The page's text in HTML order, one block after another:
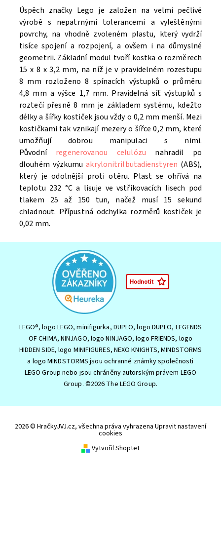
Úspěch značky Lego je založen na velmi pečlivé
výrobě s nepatrnými tolerancemi a vyleštěnými
povrchy, na vhodně zvoleném plastu, který vydrží
tisíce spojení a rozpojení, a ovšem i na důmyslné
geometrii. Základní modul tvoří kostka o rozměrech
15 x 8 x 3,2 mm, na níž je v pravidelném rozestupu
8 mm rozloženo 8 spínacích výstupků o průměru
4,8 mm a výšce 1,7 mm. Pravidelná síť výstupků s
roztečí přesně 8 mm je základem systému, kdežto
délky a šířky kostiček jsou vždy o 0,2 mm menší. Mezi
kostičkami tak vznikají mezery o šířce 0,2 mm, které
umožňují dobrou manipulaci s nimi.
Původní regenerovanou celulózu nahradil po
dlouhém výzkumuakrylonitrilbutadienstyren (ABS),
který je odolnější proti otěru. Plast se ohřívá na
teplotu 232 °C a lisuje ve vstřikovacích lisech pod
tlakem 25 až 150 tun, načež musí 15 sekund
chladnout. Přípustná odchylka rozměrů kostiček je
0,02 mm.
LEGO®, logo LEGO, minifigurka, DUPLO, logo DUPLO, LEGENDS
OF CHIMA, NINJAGO, logo NINJAGO, logo FRIENDS, logo
HIDDEN SIDE, logo MINIFIGURES, NEXO KNIGHTS, MINDSTORMS
a logo MINDSTORMS jsou ochranné známky společnosti
LEGO Group nebo jsou chráněny autorským právem LEGO
Group. ©2026 The LEGO Group.
2026 © HračkyJVJ.cz, všechna práva vyhrazena Upravit nastavení
cookies
Vytvořil Shoptet